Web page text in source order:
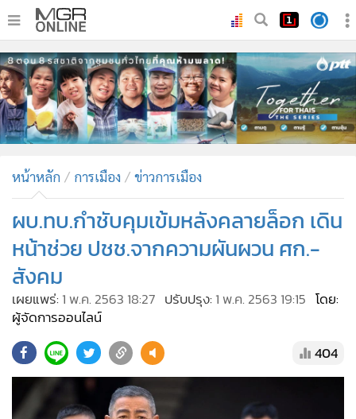
• หน้าหลัก
• ทันเหตุการณ์
• ภาคใต้
• ภูมิภาค
• บันเทิง
ผู้จัดการรายวัน
• คอลัมนิสต์
• ละคร
• CbizReview
• Cyber BIZ
• Good health & Well-being
• Green Innovation & SD
Management & HR
หน้าหลัก การเมือง ข่าวการเมือง
ผบ.ทบ.กำชับคุมเข้มหลังคลายล็อก เดิน
หน้าช่วย ปชช.จากความผันผวน ศก.-
สังคม
เผยแพร่: 1 พ.ค. 2563 18:27 ปรับปรุง: 1 พ.ค. 2563 19:15 โดย:
ผู้จัดการออนไลน์
404